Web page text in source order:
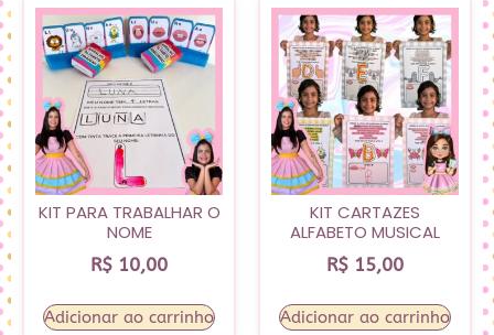
KIT PARA TRABALHAR O
NOME
R$ 10,00
Adicionar ao carrinho
KIT CARTAZES
ALFABETO MUSICAL
R$ 15,00
Adicionar ao carrinho